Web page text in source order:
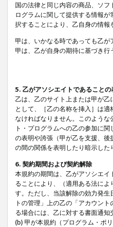
国の法律と同じ内容の商品、ソ
ログラムに関して提供する情報
択することにより、乙自身の情報
甲は、いかなる時であっても乙
甲は、乙が自身の期待に基づき
5. 乙がアソシエイトであることの
乙は、乙のサイト上または甲が
として、［乙の名称を挿入］は
なければなりません。このよう
ト・プログラムへの乙の参加に
の表明や誇張（甲が乙を支援、
の間の関係を表明したり暗示した
6. 契約期間および契約解除
本規約の期間は、乙がアソシエ
ることにより、（適用ある法に
す。ただし、当該解除の効力発
トの管理」上の乙の「アカウン
る場合には、乙に対する書面通
(b) 甲が本規約（プログラム・ポ